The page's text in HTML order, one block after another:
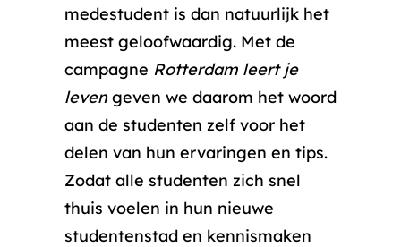
medestudent is dan natuurlijk het
meest geloofwaardig. Met de
campagne Rotterdam leert je
levengeven we daarom het woord
aan de studenten zelf voor het
delen van hun ervaringen en tips.
Zodat alle studenten zich snel
thuis voelen in hun nieuwe
studentenstad en kennismaken